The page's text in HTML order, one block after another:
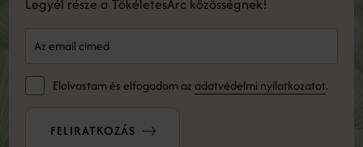
Elolvastam és elfogadom az adatvédelmi nyilatkozatot.
FELIRATKOZÁS